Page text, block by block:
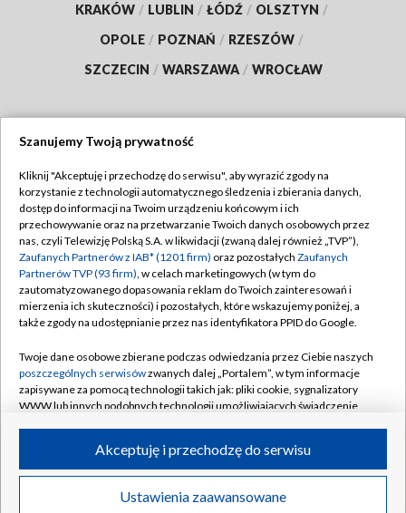
KRAKÓW / LUBLIN / ŁÓDŹ / OLSZTYN /
OPOLE / POZNAŃ / RZESZÓW /
SZCZECIN / WARSZAWA / WROCŁAW
TVP
Abonament TVP
Emisja w TVP
Centrum informacji TVP
Naziemna Telewizja Cyfrowa
Rada Programowa
System NOS
Informacje o nadawcy
Program dla prasy
Regulamin TVP
Polityka prywatności
Moje zgody
Pomoc
Kontakt
Kanały
©2026 Telewizja Polska S.A. w likwidacji
Szanujemy Twoją prywatność
Kliknij "Akceptuję i przechodzę do serwisu", aby wyrazić zgody na
korzystanie z technologii automatycznego śledzenia i zbierania danych,
dostęp do informacji na Twoim urządzeniu końcowym i ich
przechowywanie oraz na przetwarzanie Twoich danych osobowych przez
nas, czyli Telewizję Polską S.A. w likwidacji (zwaną dalej również „TVP”),
Zaufanych Partnerów z IAB* (1201 firm) oraz pozostałych Zaufanych
Partnerów TVP (93 firm), w celach marketingowych (w tym do
zautomatyzowanego dopasowania reklam do Twoich zainteresowań i
mierzenia ich skuteczności) i pozostałych, które wskazujemy poniżej, a
także zgody na udostępnianie przez nas identyfikatora PPID do Google.
Twoje dane osobowe zbierane podczas odwiedzania przez Ciebie naszych
poszczególnych serwisówzwanych dalej „Portalem”, w tym informacje
zapisywane za pomocą technologii takich jak: pliki cookie, sygnalizatory
WWW lub innych podobnych technologii umożliwiających świadczenie
ruchu w Internecie.
Twoje dane osobowe zbierane podczas odwiedzania przez Ciebie
poszczególnych serwisówna Portalu, takie jak adresy IP, identyfikatory
Ustawienia zaawansowane
Akceptuję i przechodzę do serwisu